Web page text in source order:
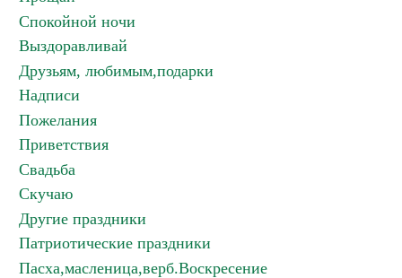
Спокойной ночи
Выздоравливай
Друзьям, любимым,подарки
Надписи
Пожелания
Приветствия
Свадьба
Скучаю
Другие праздники
Патриотические праздники
Пасха,масленица,верб.Воскресение